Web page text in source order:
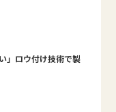
」ロウ付け技術で製